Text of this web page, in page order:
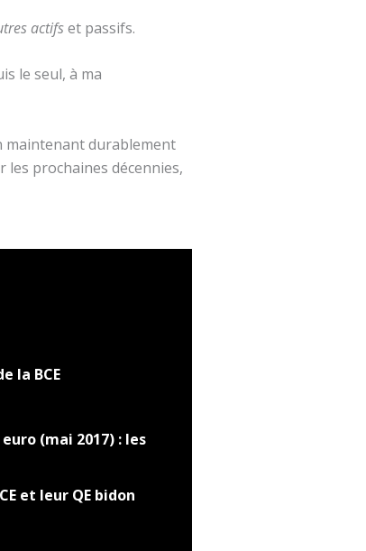
actifset passifs.
le seul, à ma
maintenant durablement
les prochaines décennies,
la BCE
(mai 2017) : les
et leur QE bidon